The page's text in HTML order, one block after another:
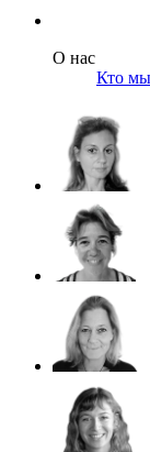
О нас
Кто мы